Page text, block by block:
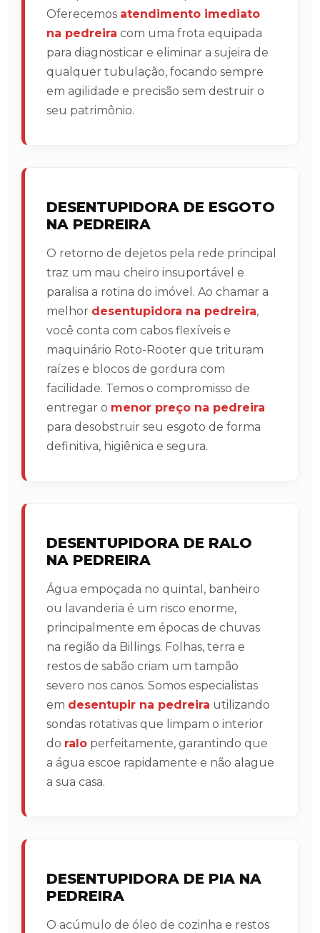
Oferecemos atendimento imediato
na pedreira com uma frota equipada
para diagnosticar e eliminar a sujeira de
qualquer tubulação, focando sempre
em agilidade e precisão sem destruir o
seu patrimônio.
DESENTUPIDORA DE ESGOTO
NA PEDREIRA
O retorno de dejetos pela rede principal
traz um mau cheiro insuportável e
paralisa a rotina do imóvel. Ao chamar a
melhor desentupidora na pedreira,
você conta com cabos flexíveis e
maquinário Roto-Rooter que trituram
raízes e blocos de gordura com
facilidade. Temos o compromisso de
entregar o menor preço na pedreira
para desobstruir seu esgoto de forma
definitiva, higiênica e segura.
DESENTUPIDORA DE RALO
NA PEDREIRA
Água empoçada no quintal, banheiro
ou lavanderia é um risco enorme,
principalmente em épocas de chuvas
na região da Billings. Folhas, terra e
restos de sabão criam um tampão
severo nos canos. Somos especialistas
em desentupir na pedreira utilizando
sondas rotativas que limpam o interior
do ralo perfeitamente, garantindo que
a água escoe rapidamente e não alague
a sua casa.
DESENTUPIDORA DE PIA NA
PEDREIRA
O acúmulo de óleo de cozinha e restos